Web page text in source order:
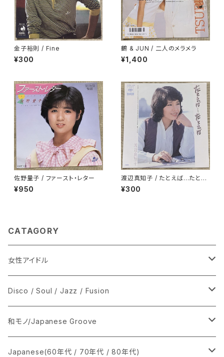
金子裕則 / Fine
¥300
鶴 & JUN / 二人のメラメラ
¥1,400
佐野量子 / ファースト・レター
¥950
渡辺真知子 / たとえば…たとえ
ば
¥300
CATAGORY
女性アイドル
シングル盤
あ行
か行
LP
CD
Disco / Soul / Jazz / Fusion
シングル盤
A
12インチ・シングル
和モノ/Japanese Groove
シングル盤
Japanese(60年代 / 70年代 / 80年代)